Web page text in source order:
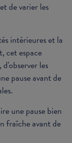
de varier les
intérieures et la
cet espace
les
pause avant de
une pause bien
fraîche avant de